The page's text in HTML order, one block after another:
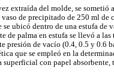
extraída del molde, se
de precipitado de 250 ml de
se ubicó dentro de una estufa de
de palma en estufa se llevó a
presión de vacío (0.4, 0.5 y 0.6
que se empleó en la
superficial con papel